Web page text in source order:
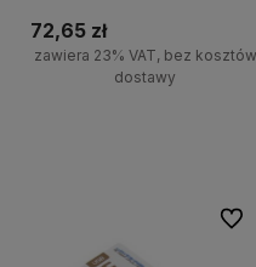
72,65 zł
zawiera 23% VAT, bez kosztów
dostawy
Do